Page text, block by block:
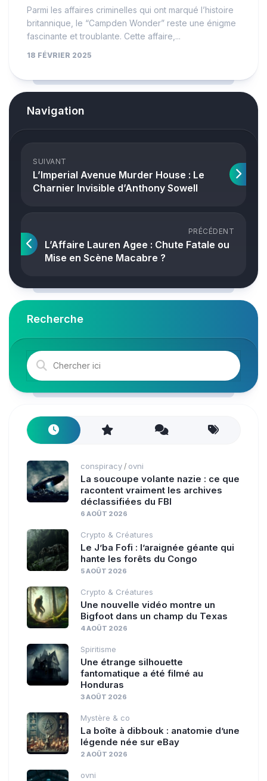
Parmi les affaires criminelles qui ont marqué l’histoire
britannique, le “Campden Wonder” reste une énigme
fascinante et troublante. Cette affaire,...
18 FÉVRIER 2025
Navigation
SUIVANT
L’Imperial Avenue Murder House : Le
Charnier Invisible d’Anthony Sowell
PRÉCÉDENT
L’Affaire Lauren Agee : Chute Fatale ou
Mise en Scène Macabre ?
Recherche
conspiracy / ovni
La soucoupe volante nazie : ce que
racontent vraiment les archives
déclassifiées du FBI
6 AOÛT 2026
Crypto & Créatures
Le J’ba Fofi : l’araignée géante qui
hante les forêts du Congo
5 AOÛT 2026
Crypto & Créatures
Une nouvelle vidéo montre un
Bigfoot dans un champ du Texas
4 AOÛT 2026
Spiritisme
Une étrange silhouette
fantomatique a été filmé au
Honduras
3 AOÛT 2026
Mystère & co
La boîte à dibbouk : anatomie d’une
légende née sur eBay
2 AOÛT 2026
ovni